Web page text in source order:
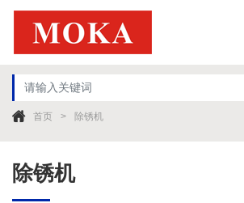
首页 除锈机
除锈机